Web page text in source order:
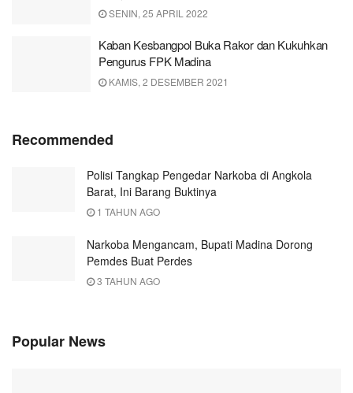
SENIN, 25 APRIL 2022
Kaban Kesbangpol Buka Rakor dan Kukuhkan
Pengurus FPK Madina
KAMIS, 2 DESEMBER 2021
Recommended
Polisi Tangkap Pengedar Narkoba di Angkola
Barat, Ini Barang Buktinya
1 TAHUN AGO
Narkoba Mengancam, Bupati Madina Dorong
Pemdes Buat Perdes
3 TAHUN AGO
Popular News